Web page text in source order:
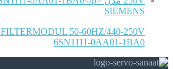
SIEMENS
FILTERMODUL 50-60HZ/440-250V مدل
6SN1111-0AA01-1BA0